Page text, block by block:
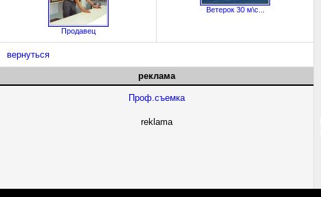
Продавец
Ветерок 30 м\с...
вернуться
реклама
Проф.съемка
reklama